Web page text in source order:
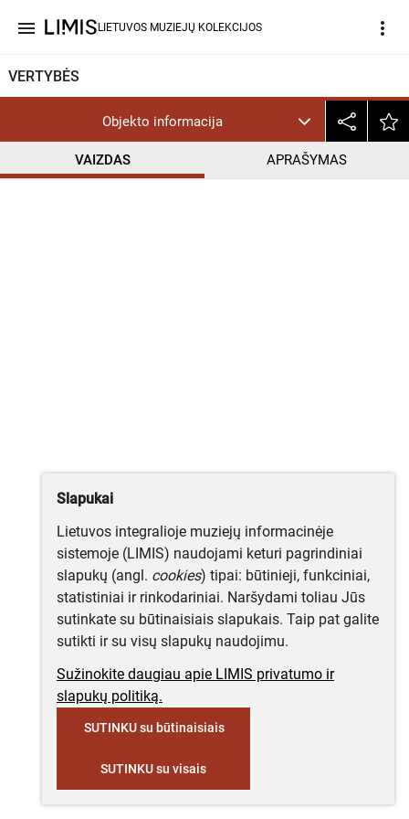
menu LIETUVOS MUZIEJŲ KOLEKCIJOS more_vert
VERTYBĖS
Objekto informacija
VAIZDAS APRAŠYMAS
Slapukai
Lietuvos integralioje muziejų informacinėje
sistemoje (LIMIS) naudojami keturi pagrindiniai
slapukų (angl. cookies) tipai: būtinieji, funkciniai,
statistiniai ir rinkodariniai. Naršydami toliau Jūs
sutinkate su būtinaisiais slapukais. Taip pat galite
sutikti ir su visų slapukų naudojimu.
Sužinokite daugiau apie LIMIS privatumo ir
slapukų politiką.
SUTINKU su būtinaisiais
SUTINKU su visais